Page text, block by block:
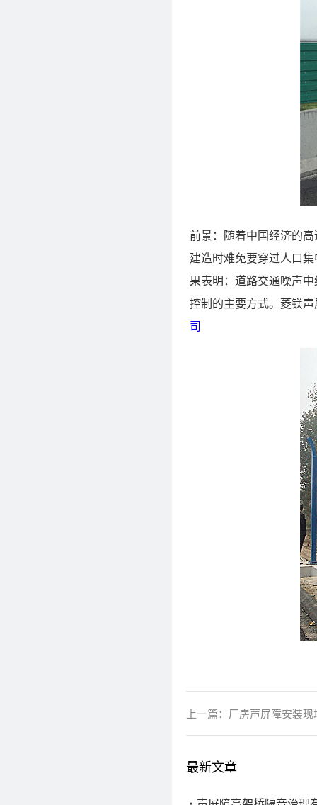
前景：随着中国经济的
建造时难免要穿过人口
果表明：道路交通噪声
控制的主要方式。菱镁
司
上一篇： 厂房声屏障安装现
最新文章